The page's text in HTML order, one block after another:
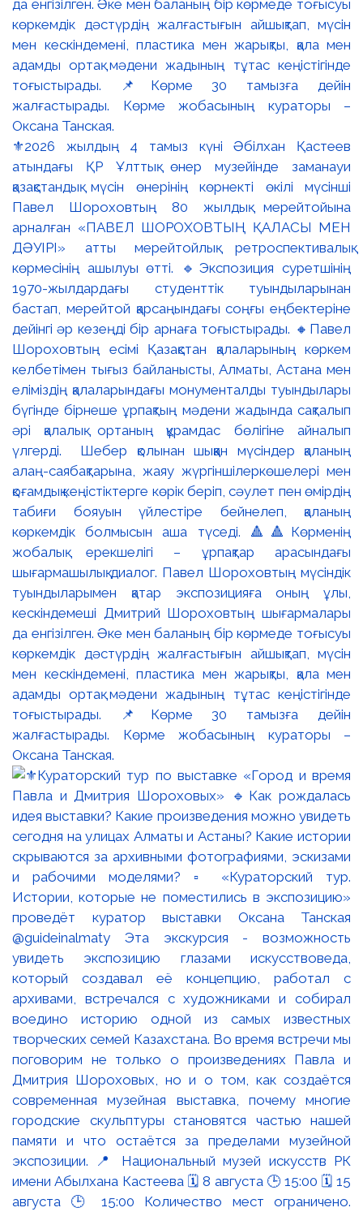
⚜️2026 жылдың 4 тамыз күні Әбілхан Қастеев
атындағы ҚР Ұлттық өнер музейінде заманауи
қазақстандық мүсін өнерінің көрнекті өкілі мүсінші
Павел Шороховтың 80 жылдық мерейтойына
арналған «ПАВЕЛ ШОРОХОВТЫҢ ҚАЛАСЫ МЕН
ДӘУІРІ» атты мерейтойлық ретроспективалық
көрмесінің ашылуы өтті. 🔹Экспозиция суретшінің
1970-жылдардағы студенттік туындыларынан
бастап, мерейтой қарсаңындағы соңғы еңбектеріне
дейінгі әр кезеңді бір арнаға тоғыстырады. 🔸Павел
Шороховтың есімі Қазақстан қалаларының көркем
келбетімен тығыз байланысты, Алматы, Астана мен
еліміздің қалаларындағы монументалды туындылары
бүгінде бірнеше ұрпақтың мәдени жадында сақталып
әрі қалалық ортаның құрамдас бөлігіне айналып
үлгерді. Шебер қолынан шыққан мүсіндер қаланың
алаң-саябақтарына, жаяу жүргіншілеркөшелері мен
қоғамдық кеңістіктерге көрік беріп, сәулет пен өмірдің
табиғи бояуын үйлестіре бейнелеп, қаланың
көркемдік болмысын аша түседі. 🔺🔺Көрменің
жобалық ерекшелігі – ұрпақтар арасындағы
шығармашылық диалог. Павел Шороховтың мүсіндік
туындыларымен қатар экспозицияға оның ұлы,
кескіндемеші Дмитрий Шороховтың шығармалары
да енгізілген. Әке мен баланың бір көрмеде тоғысуы
көркемдік дәстүрдің жалғастығын айшықтап, мүсін
мен кескіндемені, пластика мен жарықты, қала мен
адамды ортақ мәдени жадының тұтас кеңістігінде
тоғыстырады. 📌Көрме 30 тамызға дейін
жалғастырады. Көрме жобасының кураторы –
Оксана Танская.